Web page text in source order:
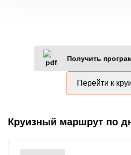
Получить
Перейти к
Круизный маршрут по